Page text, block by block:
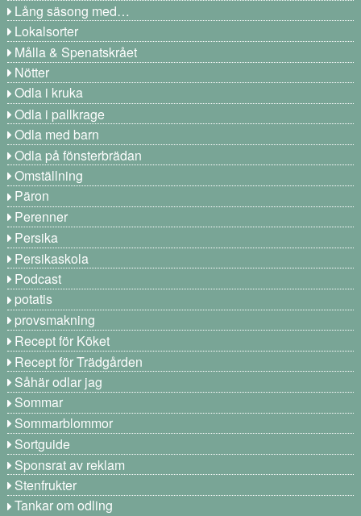
Lång säsong med…
Lokalsorter
Målla & Spenatskrået
Nötter
Odla i kruka
Odla i pallkrage
Odla med barn
Odla på fönsterbrädan
Omställning
Päron
Perenner
Persika
Persikaskola
Podcast
potatis
provsmakning
Recept för Köket
Recept för Trädgården
Såhär odlar jag
Sommar
Sommarblommor
Sortguide
Sponsrat av reklam
Stenfrukter
Tankar om odling